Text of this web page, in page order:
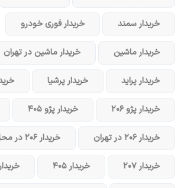
خریدار سمند خریدار فوری خودرو
خریدار ماشین خریدار ماشین در تهران
خریدار پراید خریدار پرشیا
خریدار پژو ۲۰۶ خریدار پژو ۴۰۵
خریدار ۲۰۶ در تهران خریدار ۲۰۶ در محل
خریدار ۲۰۷ خریدار ۴۰۵ خریدار ۴۰۵ در تهران